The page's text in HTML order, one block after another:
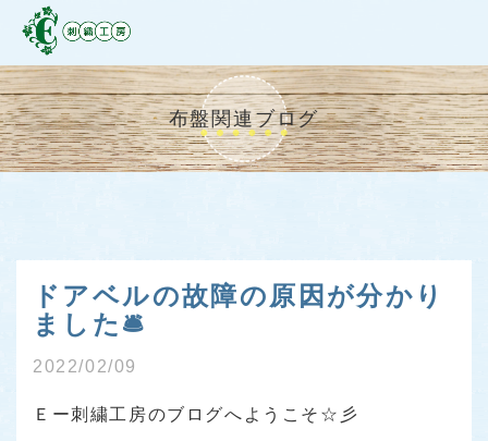
布盤関連ブログ
ドアベルの故障の原因が分かり
ました🛎
2022/02/09
Ｅー刺繍工房のブログへようこそ☆彡